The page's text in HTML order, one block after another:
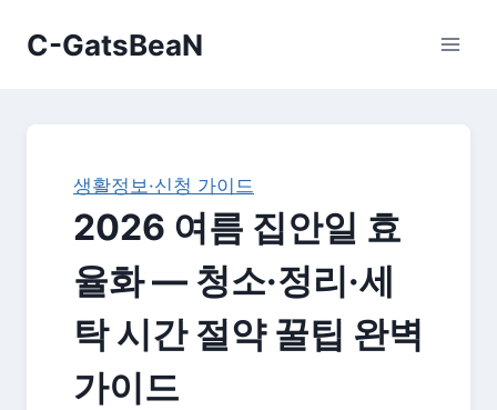
C-GatsBeaN
생활정보·신청 가이드
2026 여름 집안일 효
율화 — 청소·정리·세
탁 시간 절약 꿀팁 완벽
가이드